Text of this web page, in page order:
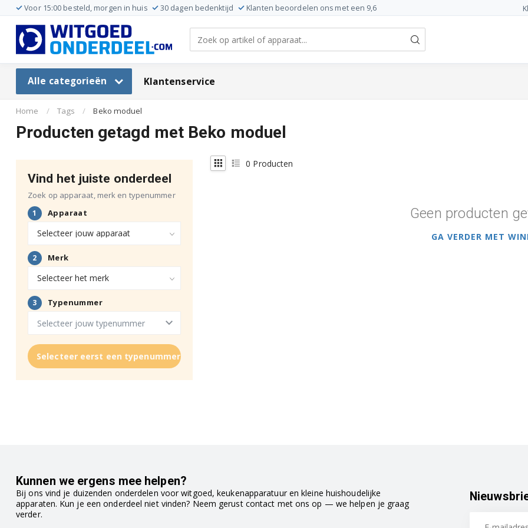
Voor 15:00 besteld, morgen in huis 30 dagen bedenktijd Klanten beoordelen ons met een 9,6
Alle categorieën Klantenservice
Home / Tags / Beko moduel
Producten getagd met Beko moduel
Vind het juiste onderdeel
Zoek op apparaat, merk en typenummer
Selecteer eerst een typenummer
0 Producten
Geen producten
GA VERDER MET
Kunnen we ergens mee helpen?
Bij ons vind je duizenden onderdelen voor witgoed, keukenapparatuur en kleine huishoudelijke
apparaten. Kun je een onderdeel niet vinden? Neem gerust contact met ons op — we helpen je graag
verder.